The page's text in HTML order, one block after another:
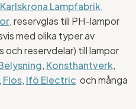
Karlskrona Lampfabrik,
, reservglas till PH-lampor
med olika typer av
och reservdelar) till lampor
, Konsthantverk,
Flos, Ifö Electric och många